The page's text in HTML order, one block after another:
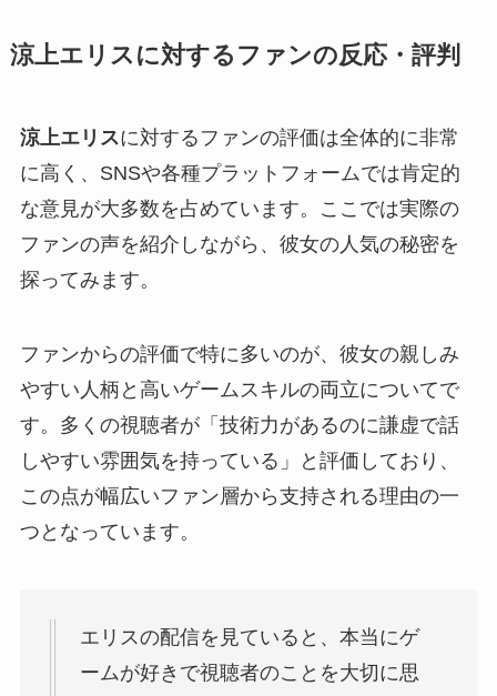
涼上エリスに対するファンの反応・評判
涼上エリスに対するファンの評価は全体的に非常
に高く、SNSや各種プラットフォームでは肯定的
な意見が大多数を占めています。ここでは実際の
ファンの声を紹介しながら、彼女の人気の秘密を
探ってみます。
ファンからの評価で特に多いのが、彼女の親しみ
やすい人柄と高いゲームスキルの両立についてで
す。多くの視聴者が「技術力があるのに謙虚で話
しやすい雰囲気を持っている」と評価しており、
この点が幅広いファン層から支持される理由の一
つとなっています。
エリスの配信を見ていると、本当にゲ
ームが好きで視聴者のことを大切に思